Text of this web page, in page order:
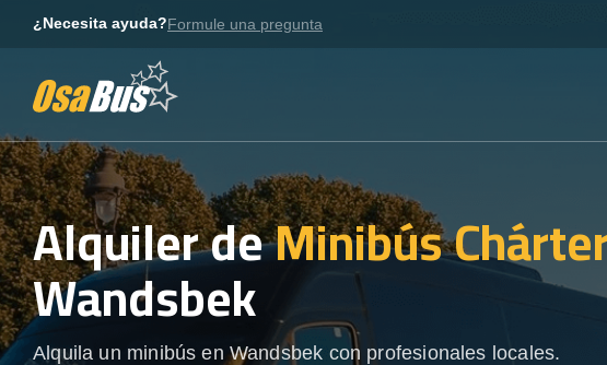
¿Necesita ayuda?Formule una pregunta
Alquiler deMinibús
Wandsbek
Alquila un minibús en Wandsbek con profesionales locales.